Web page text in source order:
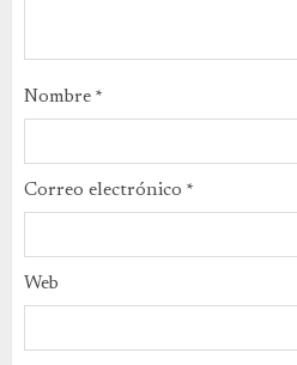
Nombre *
Correo electrónico *
Web